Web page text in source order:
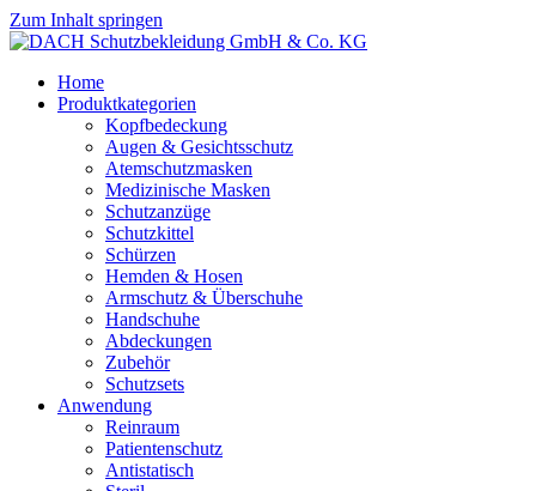
Zum Inhalt springen
Home
Produktkategorien
Kopfbedeckung
Augen & Gesichtsschutz
Atemschutzmasken
Medizinische Masken
Schutzanzüge
Schutzkittel
Schürzen
Hemden & Hosen
Armschutz & Überschuhe
Handschuhe
Abdeckungen
Zubehör
Schutzsets
Anwendung
Reinraum
Patientenschutz
Antistatisch